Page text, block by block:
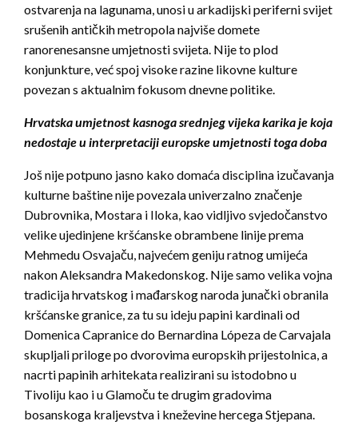
ostvarenja na lagunama, unosi u arkadijski periferni svijet
srušenih antičkih metropola najviše domete
ranorenesansne umjetnosti svijeta. Nije to plod
konjunkture, već spoj visoke razine likovne kulture
povezan s aktualnim fokusom dnevne politike.
Hrvatska umjetnost kasnoga srednjeg vijeka karika je koja
nedostaje u interpretaciji europske umjetnosti toga doba
Još nije potpuno jasno kako domaća disciplina izučavanja
kulturne baštine nije povezala univerzalno značenje
Dubrovnika, Mostara i Iloka, kao vidljivo svjedočanstvo
velike ujedinjene kršćanske obrambene linije prema
Mehmedu Osvajaču, najvećem geniju ratnog umijeća
nakon Aleksandra Makedonskog. Nije samo velika vojna
tradicija hrvatskog i mađarskog naroda junački obranila
kršćanske granice, za tu su ideju papini kardinali od
Domenica Capranice do Bernardina Lópeza de Carvajala
skupljali priloge po dvorovima europskih prijestolnica, a
nacrti papinih arhitekata realizirani su istodobno u
Tivoliju kao i u Glamoču te drugim gradovima
bosanskoga kraljevstva i kneževine hercega Stjepana.